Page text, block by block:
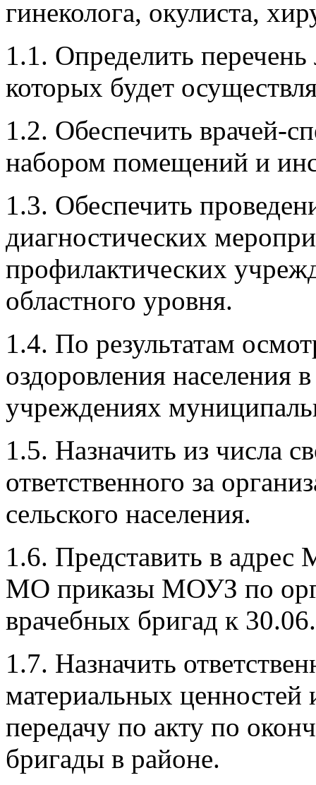
гинеколога, окулиста,
1.1. Определить
которых будет
1.2. Обеспечить врачей-
набором помещений и
1.3. Обеспечить
диагностических
профилактических
областного уровня.
1.4. По результатам
оздоровления населения
учреждениях
1.5. Назначить из числа
ответственного за
сельского населения.
1.6. Представить в адрес
МО приказы МОУЗ по
врачебных бригад к
1.7. Назначить
материальных
передачу по акту по
бригады в районе.